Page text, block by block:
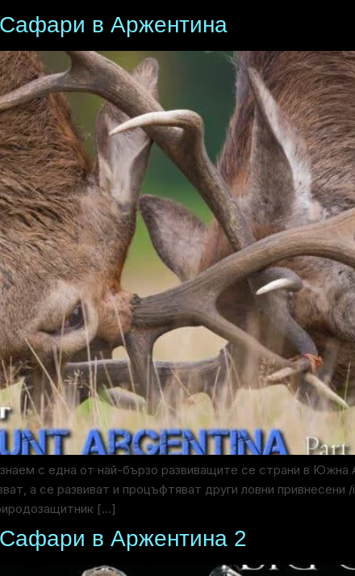
в Аржентина
с една от най-бързо развиващите се страни в
а се развиват и процъфтяват други ловни
[…]
в Аржентина 2